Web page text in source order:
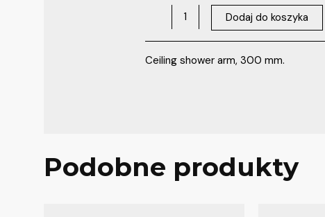
Dodaj do koszyka
Ceiling shower arm, 300 mm.
Podobne produkty